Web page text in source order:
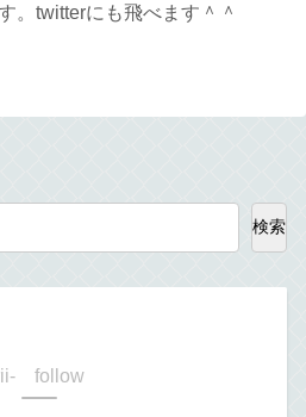
。twitterにも飛べます＾＾
検索
follow